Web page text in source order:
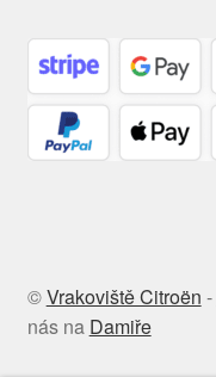
©Vrakoviště Citroën -
nás na Damiře